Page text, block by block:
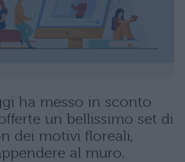
ha messo in sconto
un bellissimo set di
dei motivi floreali,
al muro.